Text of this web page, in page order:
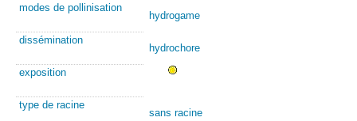
modes de pollinisation
hydrogame
dissémination
hydrochore
exposition
type de racine
sans racine